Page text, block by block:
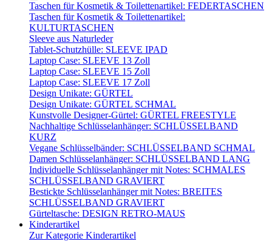
Taschen für Kosmetik & Toilettenartikel: FEDERTASCHEN
Taschen für Kosmetik & Toilettenartikel:
KULTURTASCHEN
Sleeve aus Naturleder
Tablet-Schutzhülle: SLEEVE IPAD
Laptop Case: SLEEVE 13 Zoll
Laptop Case: SLEEVE 15 Zoll
Laptop Case: SLEEVE 17 Zoll
Design Unikate: GÜRTEL
Design Unikate: GÜRTEL SCHMAL
Kunstvolle Designer-Gürtel: GÜRTEL FREESTYLE
Nachhaltige Schlüsselanhänger: SCHLÜSSELBAND
KURZ
Vegane Schlüsselbänder: SCHLÜSSELBAND SCHMAL
Damen Schlüsselanhänger: SCHLÜSSELBAND LANG
Individuelle Schlüsselanhänger mit Notes: SCHMALES
SCHLÜSSELBAND GRAVIERT
Bestickte Schlüsselanhänger mit Notes: BREITES
SCHLÜSSELBAND GRAVIERT
Gürteltasche: DESIGN RETRO-MAUS
Kinderartikel
Zur Kategorie Kinderartikel